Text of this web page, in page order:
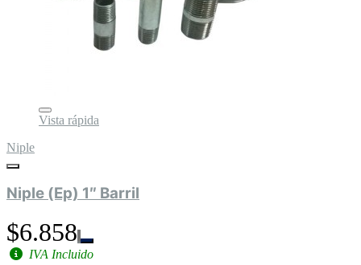
Vista rápida
Niple
Niple (Ep) 1″ Barril
$6.858
IVA Incluido